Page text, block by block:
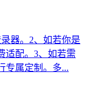
器。2、如若你是
适配。3、如若需
专属定制。多...